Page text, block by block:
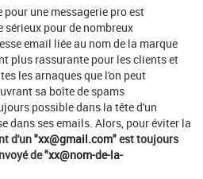
une messagerie pro est
sérieux pour de nombreux
email liée au nom de la marque
plus rassurante pour les clients et
les arnaques que l'on peut
sa boîte de spams
possible dans la tête d'un
dans ses emails. Alors, pour éviter la
d'un "xx@gmail.com" est toujours
de "xx@nom-de-la-